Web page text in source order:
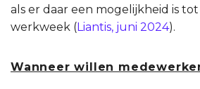
als er daar een mogelijkheid is
werkweek (Liantis, juni 2024).
Wanneer willen